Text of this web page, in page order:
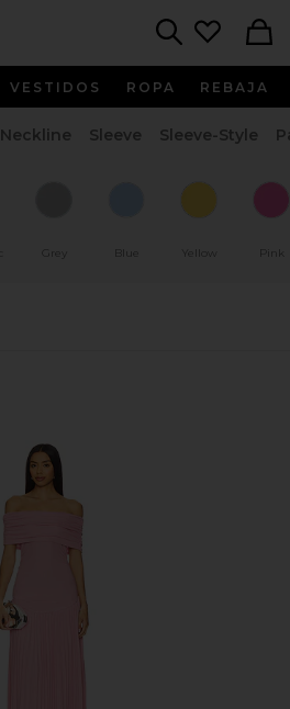
VESTIDOS ROPA REBAJA
Neckline Sleeve Sleeve-Style
Grey Blue Yellow Pink